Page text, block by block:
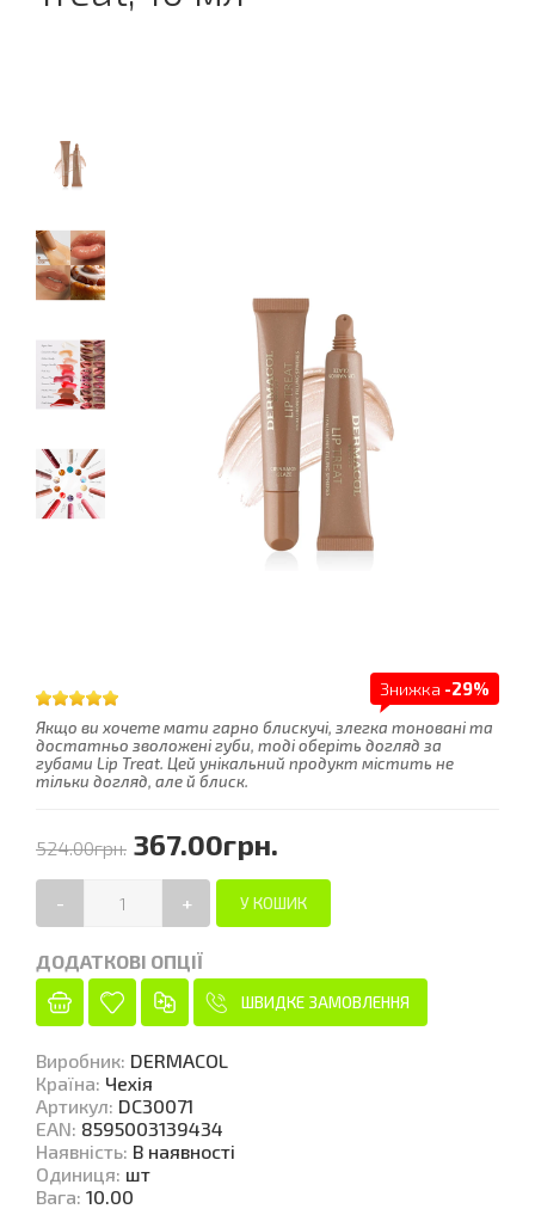
Знижка -29%
Якщо ви хочете мати гарно блискучі, злегка тоновані та
достатньо зволожені губи, тоді оберіть догляд за
губами Lip Treat. Цей унікальний продукт містить не
тільки догляд, але й блиск.
524.00грн. 367.00грн.
- +
ДОДАТКОВІ ОПЦІЇ
ШВИДКЕ ЗАМОВЛЕННЯ
Виробник: DERMACOL
Країна: Чехія
Артикул: DC30071
EAN: 8595003139434
Наявність: В наявності
Одиниця: шт
Вага: 10.00